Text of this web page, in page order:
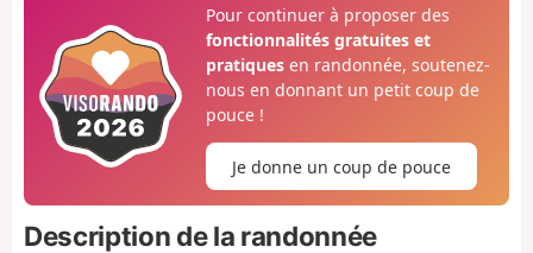
Pour continuer à proposer des
fonctionnalités gratuites et
pratiquesen randonnée, soutenez-
nous en donnant un petit coup de
pouce !
Je donne un coup de pouce
Description de la randonnée